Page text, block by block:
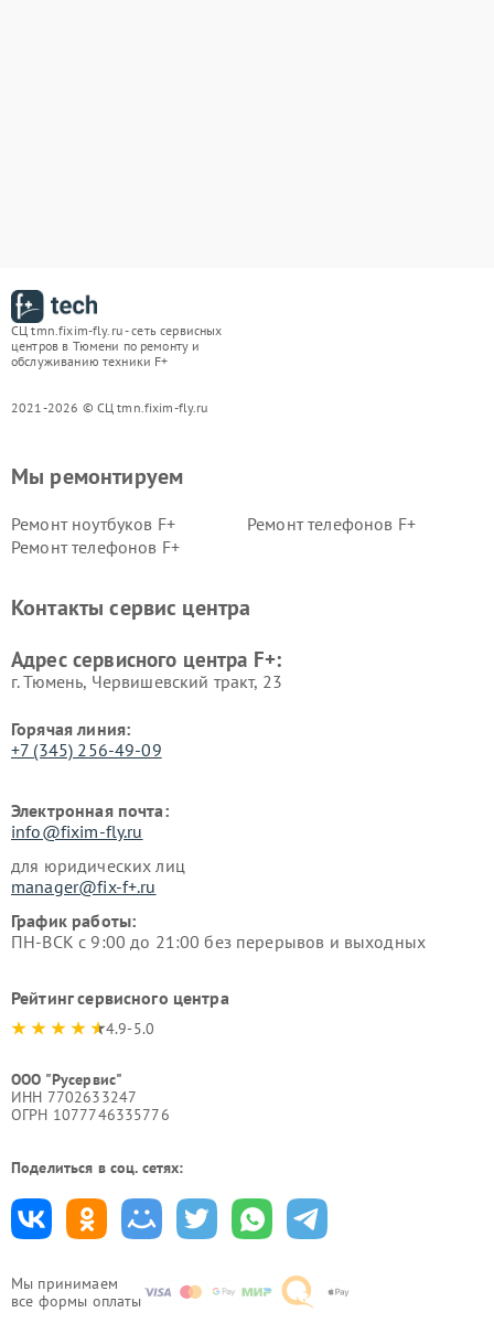
СЦ tmn.fixim-fly.ru - сеть сервисных
центров в Тюмени по ремонту и
обслуживанию техники F+
2021-2026 © СЦ tmn.fixim-fly.ru
Мы принимаем
все формы оплаты
Мы ремонтируем
Ремонт ноутбуков F+
Ремонт телефонов F+
Ремонт телефонов F+
Контакты сервис центра
Адрес сервисного центра F+:
г. Тюмень, ​Червишевский тракт, 23
Горячая линия:
+7 (345) 256-49-09
Электронная почта:
info@fixim-fly.ru
для юридических лиц
manager@fix-f+.ru
График работы:
ПН-ВСК с 9:00 до 21:00 без перерывов и выходных
Рейтинг сервисного центра
4.9-5.0
ООО "Русервис"
ИНН 7702633247
ОГРН 1077746335776
Поделиться в соц. сетях: